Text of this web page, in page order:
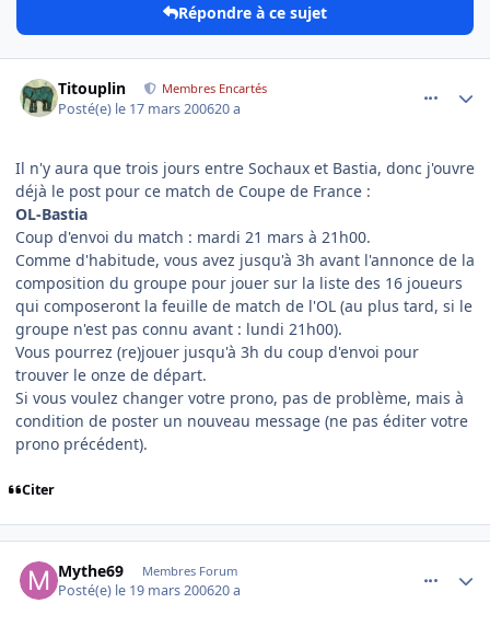
Répondre à ce sujet
Titouplin Membres Encartés
Posté(e) le 17 mars 200620 a
Il n'y aura que trois jours entre Sochaux et Bastia, donc j'ouvre
déjà le post pour ce match de Coupe de France :
OL-Bastia
Coup d'envoi du match : mardi 21 mars à 21h00.
Comme d'habitude, vous avez jusqu'à 3h avant l'annonce de la
composition du groupe pour jouer sur la liste des 16 joueurs
qui composeront la feuille de match de l'OL (au plus tard, si le
groupe n'est pas connu avant : lundi 21h00).
Vous pourrez (re)jouer jusqu'à 3h du coup d'envoi pour
trouver le onze de départ.
Si vous voulez changer votre prono, pas de problème, mais à
condition de poster un nouveau message (ne pas éditer votre
prono précédent).
Citer
Mythe69 Membres Forum
Posté(e) le 19 mars 200620 a